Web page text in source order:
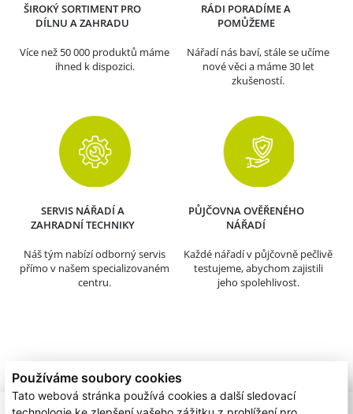
Používáme soubory cookies
Tato webová stránka používá cookies a další sledovací
ŠIROKÝ SORTIMENT PRO
DÍLNU A ZAHRADU
Více než 50 000 produktů máme
ihned k dispozici.
RÁDI PORADÍME A
POMŮŽEME
Nářadí nás baví, stále se učíme
nové věci a máme 30 let
zkušeností.
SERVIS NÁŘADÍ A
ZAHRADNÍ TECHNIKY
Náš tým nabízí odborný servis
přímo v našem specializovaném
centru.
PŮJČOVNA OVĚŘENÉHO
NÁŘADÍ
Každé nářadí v půjčovně pečlivě
testujeme, abychom zajistili
jeho spolehlivost.